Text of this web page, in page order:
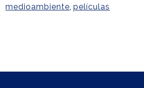
medioambiente,películas